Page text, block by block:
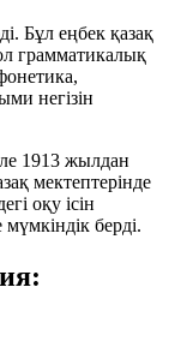
Бұл еңбек қазақ
грамматикалық
негізін
1913 жылдан
мектептерінде
оқу ісін
берді.